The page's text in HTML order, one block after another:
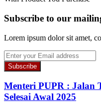
Subscribe to our
Lorem ipsum dolor sit amet,
Enter
your
Email
address
Menteri PUPR : Jalan
Selesai Awal 2025